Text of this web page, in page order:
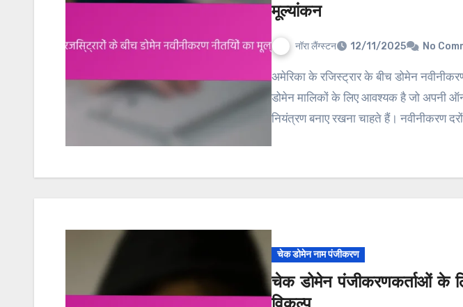
मूल्यांकन
नॉरा लैंग्स्टन 12/11/2025 No
अमेरिका के रजिस्ट्रार के बीच डोमेन नवीनीकरण नीतियों का मूल्यांकन
डोमेन मालिकों के लिए आवश्यक है जो अपनी
नियंत्रण बनाए रखना चाहते हैं। नवीनीकरण
चेक डोमेन नाम पंजीकरण
चेक डोमेन पंजीकरणकर्ताओं के